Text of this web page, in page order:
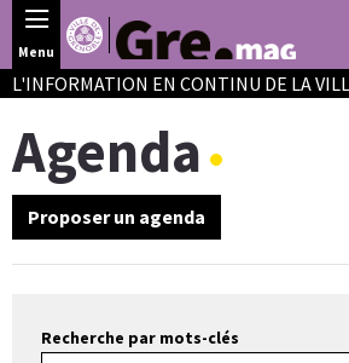
Panneau de gestion des cookies
Menu
L'INFORMATION EN CONTINU DE LA
Agenda
Proposer un agenda
Recherche par mots-clés